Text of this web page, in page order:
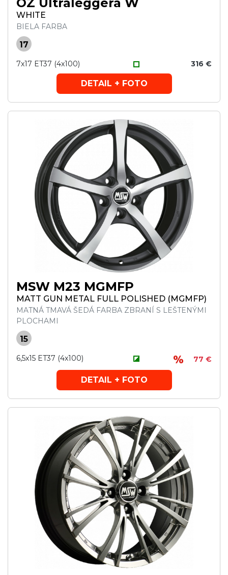
WHITE
BIELA FARBA
17
7x17 ET37 (4x100) 316 €
DETAIL + FOTO
MSW M23 MGMFP
MATT GUN METAL FULL POLISHED (MGMFP)
MATNÁ TMAVÁ ŠEDÁ FARBA ZBRANÍ S LEŠTENÝMI
PLOCHAMI
15
6,5x15 ET37 (4x100) 77 €
DETAIL + FOTO